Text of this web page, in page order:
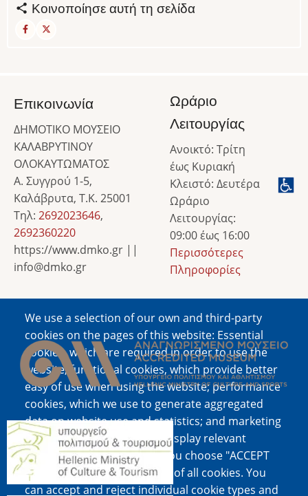
Κοινοποίησε αυτή τη σελίδα
We use a selection of our own and third-party
cookies on the pages of this website: Essential
cookies, which are required in order to use the
website; functional cookies, which provide better
easy of use when using the website; performance
cookies, which we use to generate aggregated
data on website use and statistics; and marketing
cookies, which are used to display relevant
content and advertising. If you choose "ACCEPT
ALL", you consent to the use of all cookies. You
can accept and reject individual cookie types and
Επικοινωνία
ΔΗΜΟΤΙΚΟ ΜΟΥΣΕΙΟ
ΚΑΛΑΒΡΥΤΙΝΟΥ
ΟΛΟΚΑΥΤΩΜΑΤΟΣ
Α. Συγγρού 1-5,
Καλάβρυτα, Τ.Κ. 25001
Τηλ: 2692023646,
2692360220
https://www.dmko.gr ||
info@dmko.gr
Ωράριο
Λειτουργίας
Ανοικτό: Τρίτη
έως Κυριακή
Κλειστό: Δευτέρα
Ωράριο
Λειτουργίας:
09:00 έως 16:00
Περισσότερες
Πληροφορίες
Image
Image